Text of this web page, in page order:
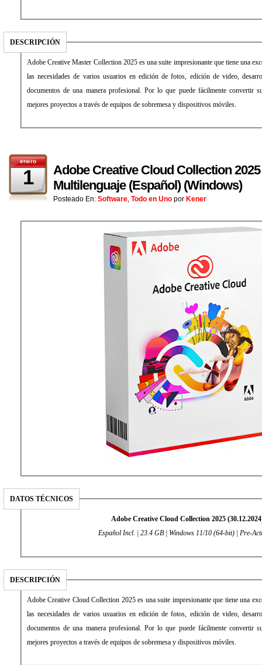
DESCRIPCIÓN
Adobe Creative Master Collection 2025 es una suite impresionante que tiene una
las necesidades de varios usuarios en edición de fotos, edición de video,
documentos de una manera profesional. Por lo que puede fácilmente convertir
mejores proyectos a través de equipos de sobremesa y dispositivos móviles.
enero
1
Adobe Creative Cloud Collection 2025
Multilenguaje (Español) (Windows)
Posteado En: Software, Todo en Uno por Kener
DATOS TÉCNICOS
Adobe Creative Cloud Collection 2025
Español Incl. | 23.4 GB | Windows 11/10 (64-bit) | Pre-
DESCRIPCIÓN
Adobe Creative Cloud Collection 2025 es una suite impresionante que tiene una
las necesidades de varios usuarios en edición de fotos, edición de video,
documentos de una manera profesional. Por lo que puede fácilmente convertir
mejores proyectos a través de equipos de sobremesa y dispositivos móviles.